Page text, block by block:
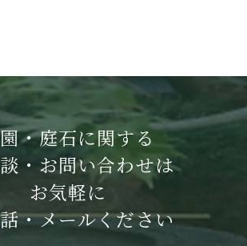
・庭石に関する
・お問い合わせは
お気軽に
・メールください